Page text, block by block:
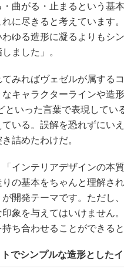
・曲がる・止まるという基
れに尽きると考えています
ゆる造形に凝るよりもシ
ました」。
みればヴェゼルが属する
なキャラクターラインや造
といった言葉で表現して
ている。誤解を恐れずにい
詰めたわけだ。
「インテリアデザインの本
りの基本をちゃんと理解さ
が開発テーマです。ただし
印象を与えてはいけません
ち合わせることができる
でシンプルな造形とした